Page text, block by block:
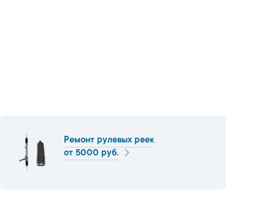
Ремонт рулевых реек
от 5000 руб.